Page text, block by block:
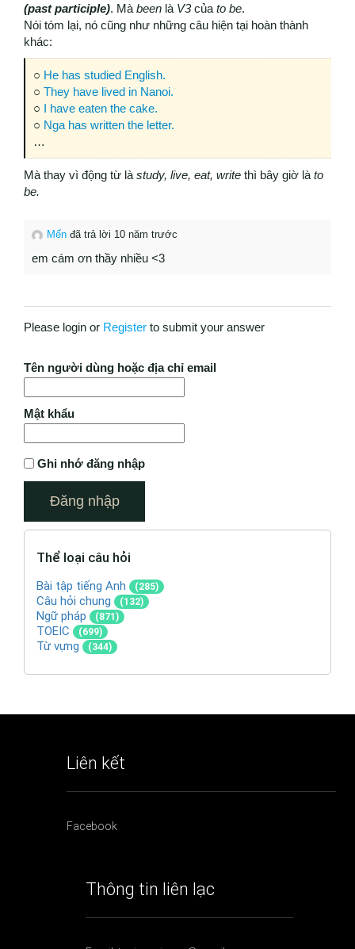
(past participle). Mà been là V3của to be.
Nói tóm lại, nó cũng như những câu hiện tại hoàn thành
khác:
○ He has studied English.
○ They have lived in Nanoi.
○ I have eaten the cake.
○ Nga has written the letter.
…
Mà thay vì động từ là study, live, eat, write thì bây giờ là to
be.
Mến đã trả lời 10 năm trước
em cám ơn thầy nhiều <3
Please login or Register to submit your answer
Tên người dùng hoặc địa chỉ email
Mật khẩu
Ghi nhớ đăng nhập
Thể loại câu hỏi
Bài tập tiếng Anh (285)
Câu hỏi chung (132)
Ngữ pháp (871)
TOEIC (699)
Từ vựng (344)
Liên kết
Facebook
Thông tin liên lạc